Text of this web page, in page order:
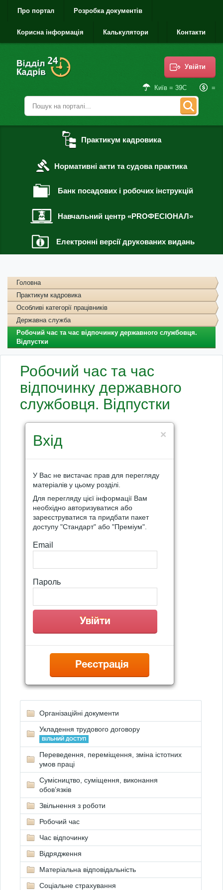
Про портал Розробка документів
Корисна інформація Калькулятори Контакти
Увійти
Київ = 39С =
Практикум кадровика
Нормативні акти та судова практика
Банк посадових і робочих інструкцій
Навчальний центр «PROФЕСІОНАЛ»
Електронні версії друкованих видань
Головна
Практикум кадровика
Особливі категорії працівників
Державна служба
Робочий час та час відпочинку державного службовця.
Відпустки
Робочий час та час
відпочинку державного
службовця. Відпустки
×
Вхід
У Вас не вистачає прав для перегляду
матеріалів у цьому розділі.
Для перегляду цієї інформації Вам
необхідно авторизуватися або
зареєструватися та придбати пакет
доступу "Стандарт" або "Преміум".
Email
Пароль
Реєстрація
Організаційні документи
Укладення трудового договору
ВІЛЬНИЙ ДОСТУП
Переведення, переміщення, зміна істотних
умов праці
Сумісництво, суміщення, виконання
обов’язків
Звільнення з роботи
Робочий час
Час відпочинку
Відрядження
Матеріальна відповідальність
Соціальне страхування